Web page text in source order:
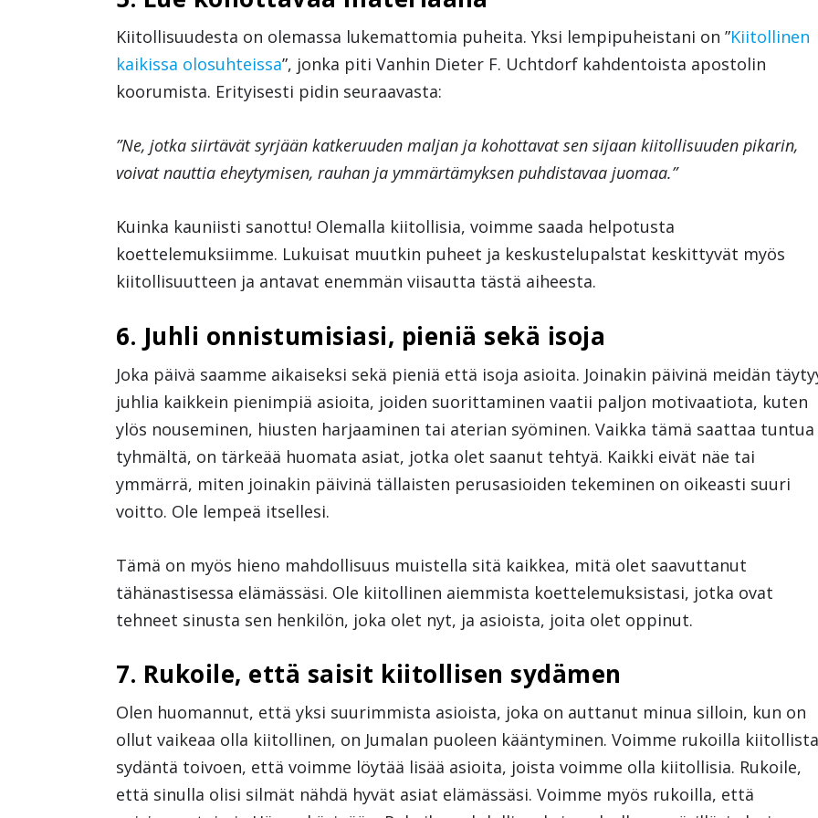
Kiitollisuudesta on olemassa lukemattomia puheita. Yksi lempipuheistani on ”Kiitollinen
kaikissa olosuhteissa”, jonka piti Vanhin Dieter F. Uchtdorf kahdentoista apostolin
koorumista. Erityisesti pidin seuraavasta:
”Ne, jotka siirtävät syrjään katkeruuden maljan ja kohottavat sen sijaan kiitollisuuden pikarin,
voivat nauttia eheytymisen, rauhan ja ymmärtämyksen puhdistavaa juomaa.”
Kuinka kauniisti sanottu! Olemalla kiitollisia, voimme saada helpotusta
koettelemuksiimme. Lukuisat muutkin puheet ja keskustelupalstat keskittyvät myös
kiitollisuutteen ja antavat enemmän viisautta tästä aiheesta.
6. Juhli onnistumisiasi, pieniä sekä isoja
Joka päivä saamme aikaiseksi sekä pieniä että isoja asioita. Joinakin päivinä meidän
juhlia kaikkein pienimpiä asioita, joiden suorittaminen vaatii paljon motivaatiota, kuten
ylös nouseminen, hiusten harjaaminen tai aterian syöminen. Vaikka tämä saattaa tuntua
tyhmältä, on tärkeää huomata asiat, jotka olet saanut tehtyä. Kaikki eivät näe tai
ymmärrä, miten joinakin päivinä tällaisten perusasioiden tekeminen on oikeasti suuri
voitto. Ole lempeä itsellesi.
Tämä on myös hieno mahdollisuus muistella sitä kaikkea, mitä olet saavuttanut
tähänastisessa elämässäsi. Ole kiitollinen aiemmista koettelemuksistasi, jotka ovat
tehneet sinusta sen henkilön, joka olet nyt, ja asioista, joita olet oppinut.
7. Rukoile, että saisit kiitollisen sydämen
Olen huomannut, että yksi suurimmista asioista, joka on auttanut minua silloin, kun on
ollut vaikeaa olla kiitollinen, on Jumalan puoleen kääntyminen. Voimme rukoilla
sydäntä toivoen, että voimme löytää lisää asioita, joista voimme olla kiitollisia. Rukoile,
että sinulla olisi silmät nähdä hyvät asiat elämässäsi. Voimme myös rukoilla, että